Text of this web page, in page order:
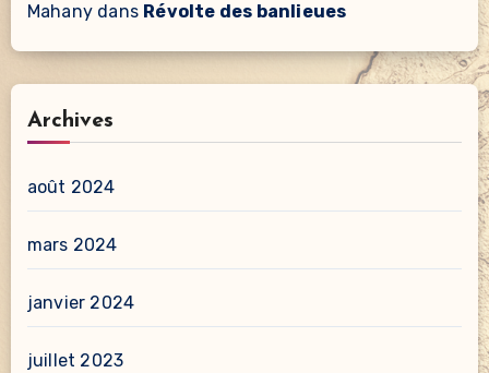
Mahanydans Révolte des banlieues
Archives
août 2024
mars 2024
janvier 2024
juillet 2023